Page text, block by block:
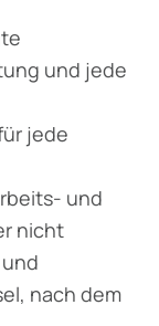
und jede
jede
und
nicht
nach dem